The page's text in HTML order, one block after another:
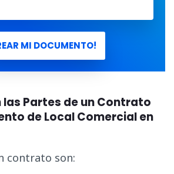
MI DOCUMENTO!
las Partes de un Contrato
de Local Comercial en
contrato son: